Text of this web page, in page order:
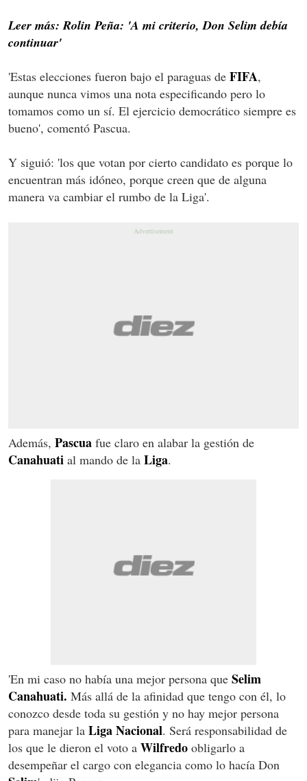
Leer más: Rolin Peña: 'A mi criterio, Don Selim debía
continuar'
'Estas elecciones fueron bajo el paraguas de FIFA,
aunque nunca vimos una nota especificando pero lo
tomamos como un sí. El ejercicio democrático siempre es
bueno', comentó Pascua.
Y siguió: 'los que votan por cierto candidato es porque lo
encuentran más idóneo, porque creen que de alguna
manera va cambiar el rumbo de la Liga'.
Además, Pascua fue claro en alabar la gestión de
Canahuati al mando de la Liga.
'En mi caso no había una mejor persona que Selim
Canahuati. Más allá de la afinidad que tengo con él, lo
conozco desde toda su gestión y no hay mejor persona
para manejar la LigaNacional. Será responsabilidad de
los que le dieron el voto a Wilfredo obligarlo a
desempeñar el cargo con elegancia como lo hacía Don